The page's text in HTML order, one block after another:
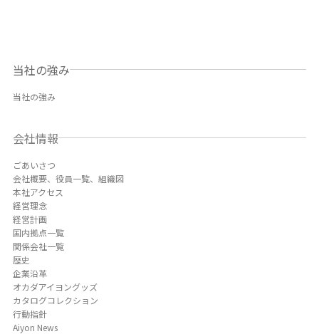
当社の強み
当社の強み
会社情報
ごあいさつ
会社概要、役員一覧、組織図
本社アクセス
経営理念
経営計画
国内拠点一覧
関係会社一覧
歴史
企業沿革
オカダアイヨングッズ
カタログコレクション
行動指針
Aiyon News